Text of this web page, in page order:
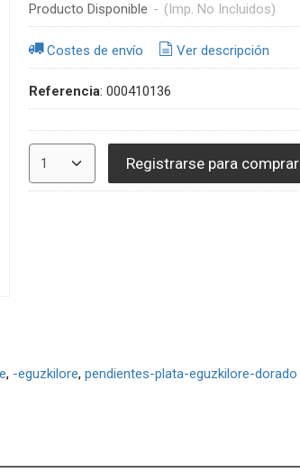
Producto Disponible - (Imp. No Incluidos)
Costes de envío Ver descripción
Referencia: 000410136
Registrarse para comprar
-eguzkilore pendientes-plata-eguzkilore-dorado